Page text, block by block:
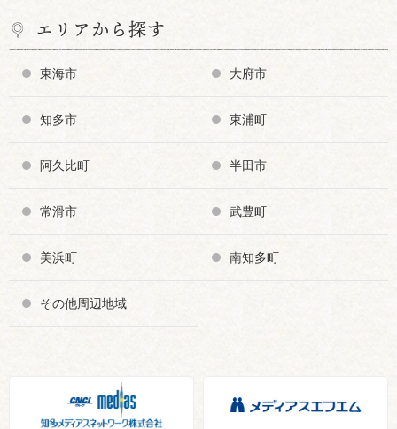
エリアから探す
東海市 大府市
知多市 東浦町
阿久比町 半田市
常滑市 武豊町
美浜町 南知多町
その他周辺地域